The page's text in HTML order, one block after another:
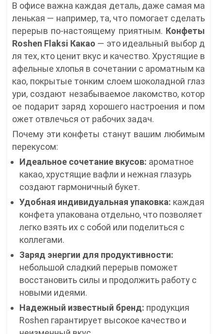
В офисе важна каждая деталь, даже самая ма
ленькая — например, та, что помогает сделать
перерыв по-настоящему приятным. Конфеты
Roshen Flaksi Какао — это идеальный выбор д
ля тех, кто ценит вкус и качество. Хрустящие в
афельные хлопья в сочетании с ароматным ка
као, покрытые тонким слоем шоколадной глаз
ури, создают незабываемое лакомство, котор
ое подарит заряд хорошего настроения и пом
ожет отвлечься от рабочих задач.
Почему эти конфеты станут вашим любимым
перекусом:
Идеальное сочетание вкусов: ароматное
какао, хрустящие вафли и нежная глазурь
создают гармоничный букет.
Удобная индивидуальная упаковка: каждая
конфета упакована отдельно, что позволяет
легко взять их с собой или поделиться с
коллегами.
Заряд энергии для продуктивности:
небольшой сладкий перерыв поможет
восстановить силы и продолжить работу с
новыми идеями.
Надежный известный бренд: продукция
Roshen гарантирует высокое качество и